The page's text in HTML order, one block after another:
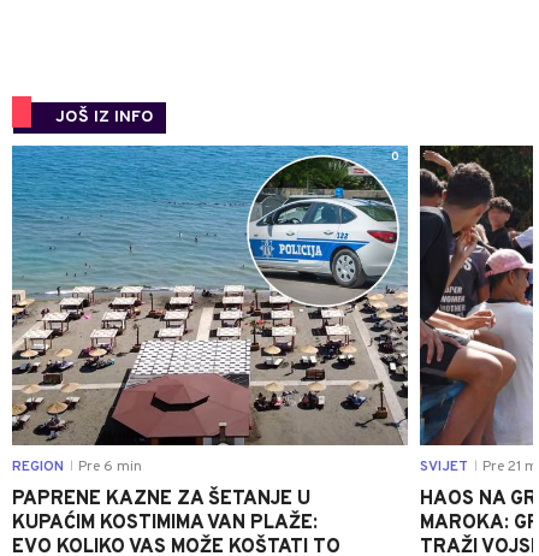
JOŠ IZ INFO
0
REGION Pre 6 min
PAPRENE KAZNE ZA ŠETANJE U
KUPAĆIM KOSTIMIMA VAN PLAŽE:
EVO KOLIKO VAS MOŽE KOŠTATI TO
SVIJET Pre 21
HAOS NA
MAROKA:
TRAŽI